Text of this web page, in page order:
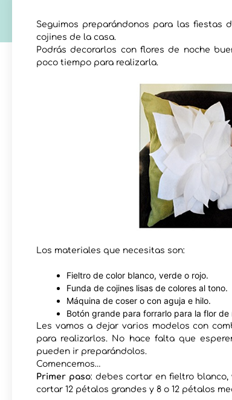
Seguimos preparándonos para las
cojines de la casa.
Podrás decorarlos con flores de noche
poco tiempo para realizarla.
Los materiales que necesitas son:
Fieltro de color blanco, verde o rojo.
Funda de cojines lisas de colores al tono.
Máquina de coser o con aguja e hilo.
Botón grande para forrarlo para la flor de
Les vamos a dejar varios modelos con
para realizarlos. No hace falta que
pueden ir preparándolos.
Comencemos…
Primer paso: debes cortar en fieltro
cortar 12 pétalos grandes y 8 o 12 pétalos